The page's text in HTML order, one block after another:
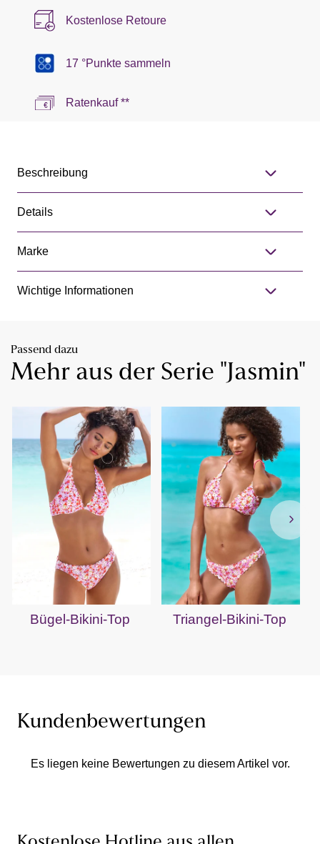
Kostenlose Retoure
17 °Punkte sammeln
Ratenkauf **
Beschreibung
Details
Marke
Wichtige Informationen
Passend dazu
Mehr aus der Serie "Jasmin"
Bügel-Bikini-Top Triangel-Bikini-Top
Kundenbewertungen
Es liegen keine Bewertungen zu diesem Artikel vor.